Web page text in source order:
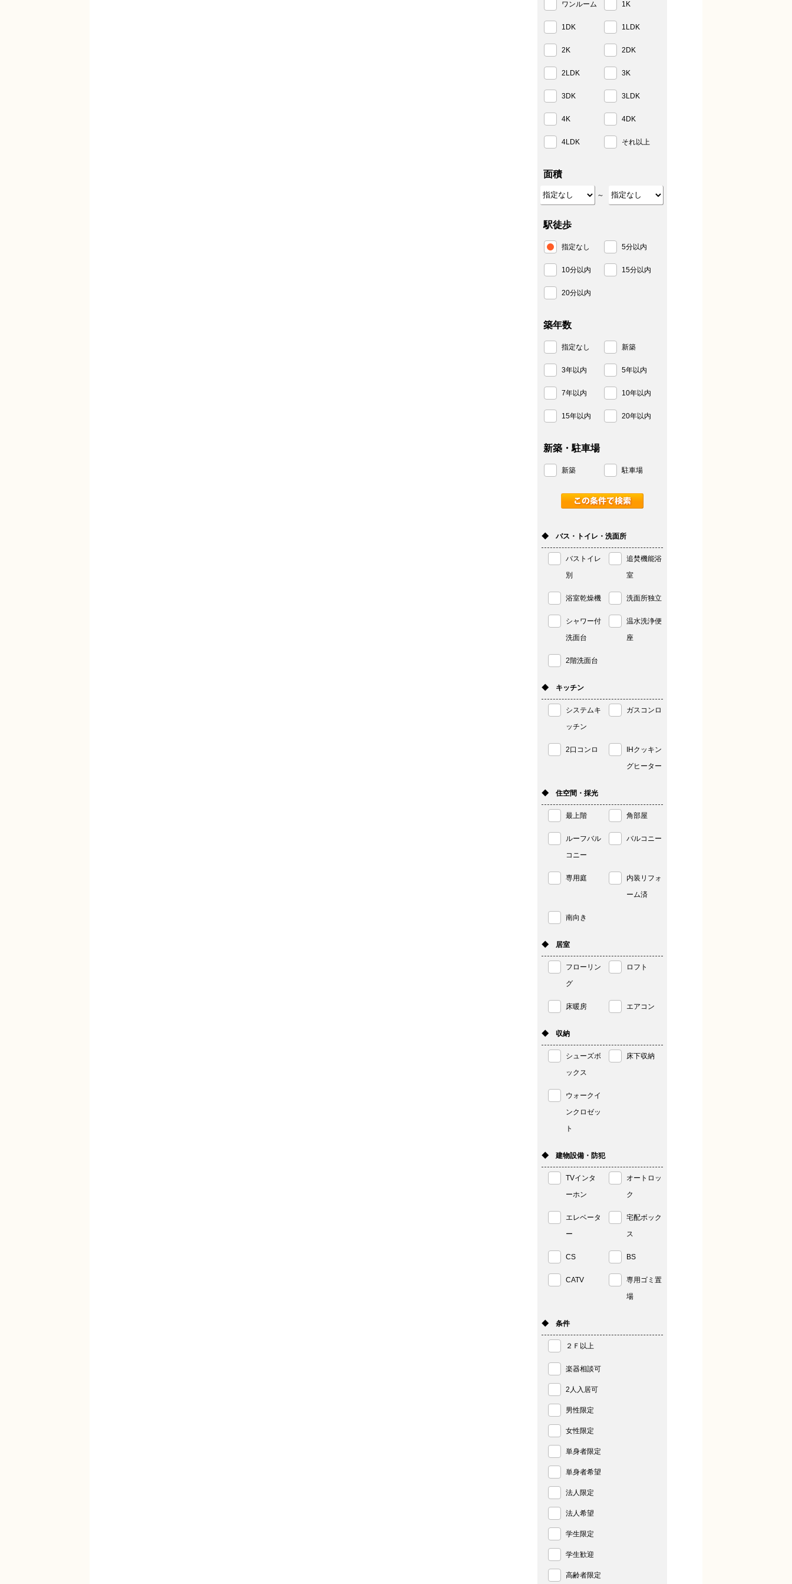
ワンルーム 1K
1DK 1LDK
2K 2DK
2LDK 3K
3DK 3LDK
4K 4DK
4LDK それ以上
面積
～
駅徒歩
指定なし 5分以内
10分以内 15分以内
20分以内
築年数
指定なし 新築
3年以内 5年以内
7年以内 10年以内
15年以内 20年以内
新築・駐車場
新築 駐車場
◆ バス・トイレ・洗面所
バストイレ
別
追焚機能浴
室
浴室乾燥機 洗面所独立
シャワー付
洗面台
温水洗浄便
座
2階洗面台
◆ キッチン
システムキ
ッチン
ガスコンロ
2口コンロ
IHクッキン
グヒーター
◆ 住空間・採光
最上階 角部屋
ルーフバル
コニー
バルコニー
専用庭
内装リフォ
ーム済
南向き
◆ 居室
フローリン
グ
ロフト
床暖房 エアコン
◆ 収納
シューズボ
ックス
床下収納
ウォークイ
ンクロゼッ
ト
◆ 建物設備・防犯
TVインタ
ーホン
オートロッ
ク
エレベータ
ー
宅配ボック
ス
CS BS
CATV
専用ゴミ置
場
◆ 条件
２Ｆ以上
楽器相談可
2人入居可
男性限定
女性限定
単身者限定
単身者希望
法人限定
法人希望
学生限定
学生歓迎
高齢者限定